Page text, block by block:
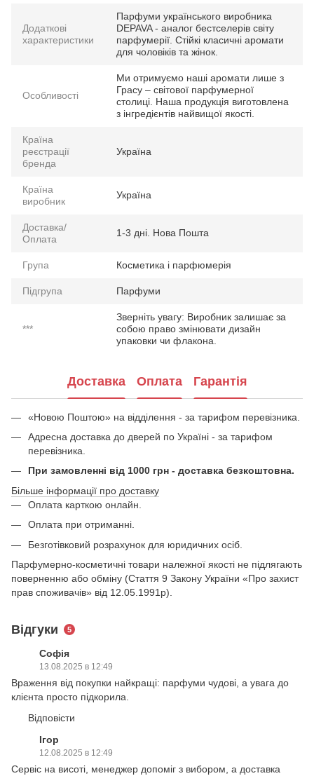
Додаткові
характеристики
Парфуми українського виробника
DEPAVA - аналог бестселерів світу
парфумерії. Стійкі класичні аромати
для чоловіків та жінок.
Особливості
Ми отримуємо наші аромати лише з
Грасу – світової парфумерної
столиці. Наша продукція виготовлена
з інгредієнтів найвищої якості.
Країна
реєстрації
бренда
Україна
Країна
виробник
Україна
Доставка/
Оплата
1-3 дні. Нова Пошта
Група Косметика і парфюмерія
Підгрупа Парфуми
***
Зверніть увагу: Виробник залишає за
собою право змінювати дизайн
упаковки чи флакона.
Доставка Оплата Гарантія
«Новою Поштою» на відділення - за тарифом перевізника.
Адресна доставка до дверей по Україні - за тарифом
перевізника.
При замовленні від 1000 грн - доставка безкоштовна.
Більше інформації про доставку
Оплата карткою онлайн.
Оплата при отриманні.
Безготівковий розрахунок для юридичних осіб.
Парфумерно-косметичні товари належної якості не підлягають
поверненню або обміну (Стаття 9 Закону України «Про захист
прав споживачів» від 12.05.1991р).
Відгуки 5
Софія
13.08.2025 в 12:49
Враження від покупки найкращі: парфуми чудові, а увага до
клієнта просто підкорила.
Відповісти
Ігор
12.08.2025 в 12:49
Сервіс на висоті, менеджер допоміг з вибором, а доставка